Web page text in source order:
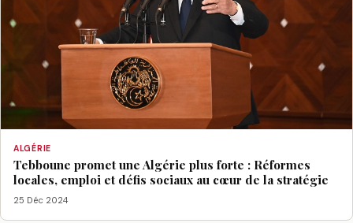
ALGÉRIE
Tebboune promet une Algérie plus forte : Réformes
locales, emploi et défis sociaux au cœur de la stratégie
25 Déc 2024